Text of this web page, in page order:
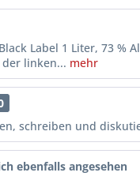
Label 1 Liter, 73 %
der linken... mehr
schreiben und
ebenfalls angesehen